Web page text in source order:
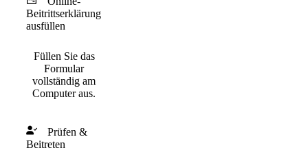
Beitrittserklärung
ausfüllen
Füllen Sie das
Formular
vollständig am
Computer aus.
Prüfen &
Beitreten